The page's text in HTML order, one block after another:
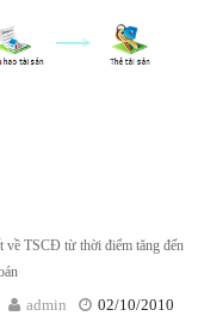
về TSCĐ từ thời điểm tăng đến
02/10/2010
admin